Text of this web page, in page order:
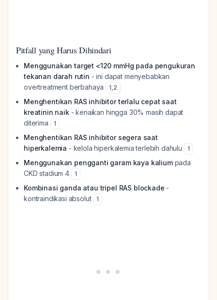
Pitfall yang Harus Dihindari
Menggunakan target <120 mmHg pada pengukuran
tekanan darah rutin - ini dapat menyebabkan
overtreatment berbahaya
1,2
Menghentikan RAS inhibitor terlalu cepat saat
kreatinin naik- kenaikan hingga 30% masih dapat
diterima
1
Menghentikan RAS inhibitor segera saat
hiperkalemia - kelola hiperkalemia terlebih dahulu 1
Menggunakan pengganti garam kaya kaliumpada
CKD stadium 4
1
Kombinasi ganda atau tripel RAS blockade -
kontraindikasi absolut
1